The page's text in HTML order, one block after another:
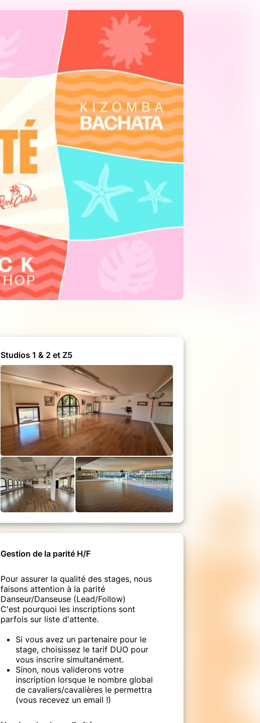
Studios 1 & 2 et Z5
Gestion de la parité H/F
Pour assurer la qualité des stages, nous
faisons attention à la parité
Danseur/Danseuse (Lead/Follow)
C'est pourquoi les inscriptions sont
parfois sur liste d'attente.
Si vous avez un partenaire pour le
stage, choisissez le tarif DUO pour
vous inscrire simultanément.
Sinon, nous validerons votre
inscription lorsque le nombre global
de cavaliers/cavalières le permettra
(vous recevez un email !)